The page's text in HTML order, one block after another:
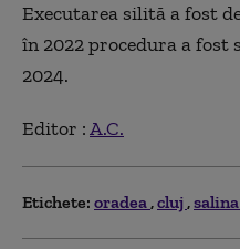
Executarea silită a fost
în 2022 procedura a fost
2024.
Editor :A.C.
Etichete: oradea cluj